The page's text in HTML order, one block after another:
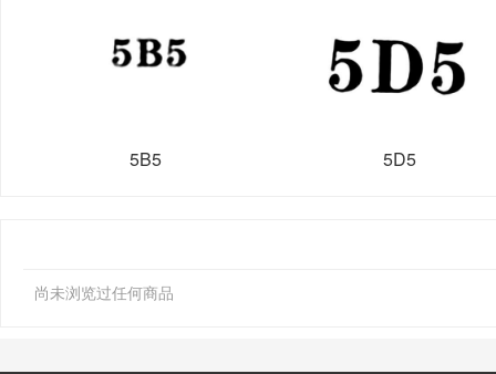
5B5 5D5
尚未浏览过任何商品